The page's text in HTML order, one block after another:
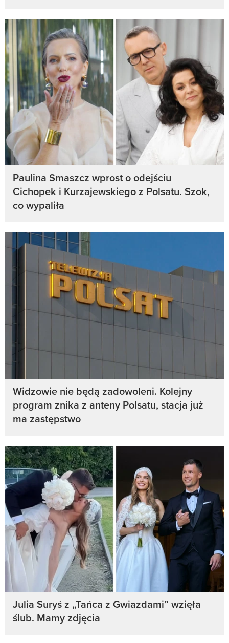
Paulina Smaszcz wprost o odejściu
Cichopek i Kurzajewskiego z Polsatu. Szok,
co wypaliła
Widzowie nie będą zadowoleni. Kolejny
program znika z anteny Polsatu, stacja już
ma zastępstwo
Julia Suryś z „Tańca z Gwiazdami” wzięła
ślub. Mamy zdjęcia